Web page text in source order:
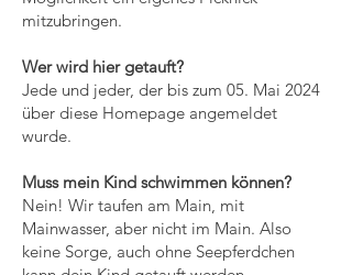
mitzubringen.
Wer wird hier getauft?
Jede und jeder, der bis zum 05. Mai 2024
über diese Homepage angemeldet
wurde.
Muss mein Kind schwimmen können?
Nein! Wir taufen am Main, mit
Mainwasser, aber nicht im Main. Also
keine Sorge, auch ohne Seepferdchen